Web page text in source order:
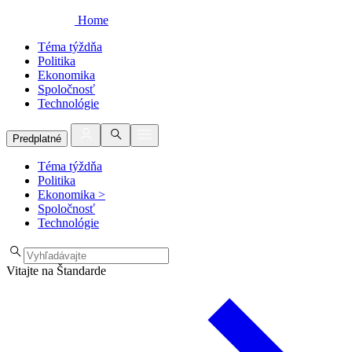
Home
Téma týždňa
Politika
Ekonomika
Spoločnosť
Technológie
Predplatné
Téma týždňa
Politika
Ekonomika >
Spoločnosť
Technológie
Vitajte na Štandarde